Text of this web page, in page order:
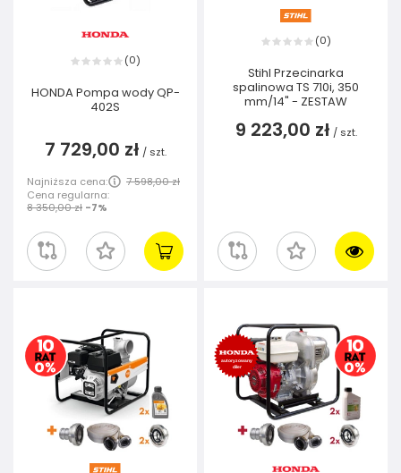
(0)
HONDA Pompa wody QP-
402S
7 729,00 zł / szt.
Najniższa cena:
7 598,00 zł
Cena regularna:
8 350,00 zł -7%
(0)
Stihl Przecinarka
spalinowa TS 710i, 350
mm/14" - ZESTAW
9 223,00 zł / szt.